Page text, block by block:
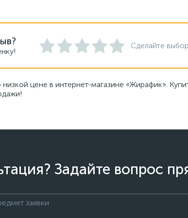
Сделайте
цене в интернет-магазине «Жирафик».
Задайте вопрос